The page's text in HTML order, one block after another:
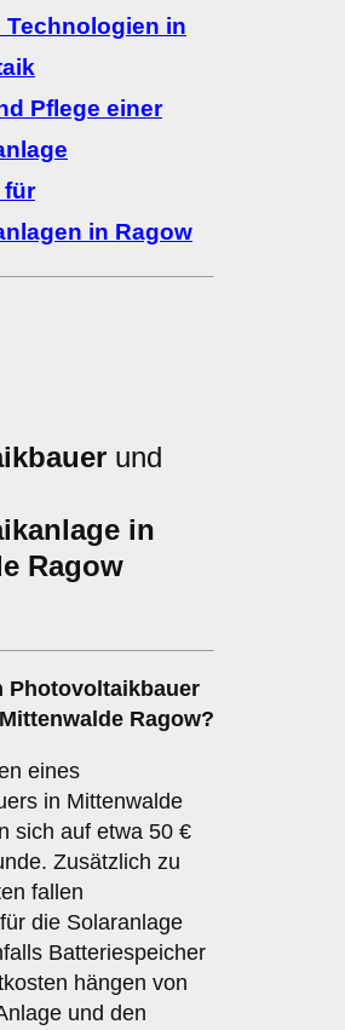
in
Pflege einer
für
in Ragow
und
in
Ragow
Photovoltaikbauer
Ragow?
eines
in Mittenwalde
sich auf etwa 50 €
Zusätzlich zu
fallen
die Solaranlage
Batteriespeicher
hängen von
und den